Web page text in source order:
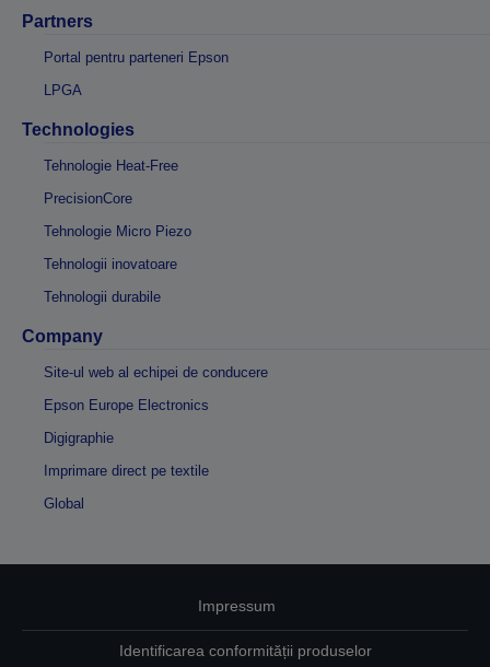
Partners
Portal pentru parteneri Epson
LPGA
Technologies
Tehnologie Heat-Free
PrecisionCore
Tehnologie Micro Piezo
Tehnologii inovatoare
Tehnologii durabile
Company
Site-ul web al echipei de conducere
Epson Europe Electronics
Digigraphie
Imprimare direct pe textile
Global
Impressum
Identificarea conformității produselor